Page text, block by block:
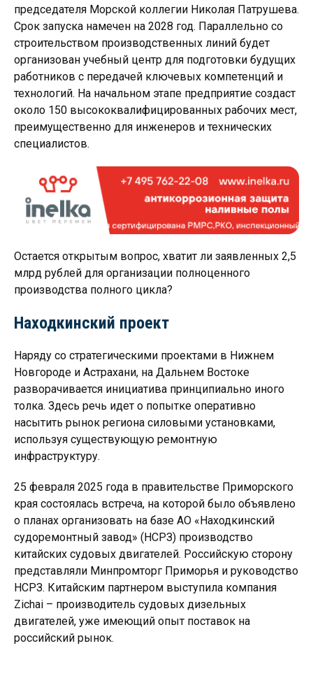
председателя Морской коллегии Николая Патрушева.
Срок запуска намечен на 2028 год. Параллельно со
строительством производственных линий будет
организован учебный центр для подготовки будущих
работников с передачей ключевых компетенций и
технологий. На начальном этапе предприятие создаст
около 150 высококвалифицированных рабочих мест,
преимущественно для инженеров и технических
специалистов.
Остается открытым вопрос, хватит ли заявленных 2,5
млрд рублей для организации полноценного
производства полного цикла?
Находкинский проект
Наряду со стратегическими проектами в Нижнем
Новгороде и Астрахани, на Дальнем Востоке
разворачивается инициатива принципиально иного
толка. Здесь речь идет о попытке оперативно
насытить рынок региона силовыми установками,
используя существующую ремонтную
инфраструктуру.
25 февраля 2025 года в правительстве Приморского
края состоялась встреча, на которой было объявлено
о планах организовать на базе АО «Находкинский
судоремонтный завод» (НСРЗ) производство
китайских судовых двигателей. Российскую сторону
представляли Минпромторг Приморья и руководство
НСРЗ. Китайским партнером выступила компания
Zichai – производитель судовых дизельных
двигателей, уже имеющий опыт поставок на
российский рынок.